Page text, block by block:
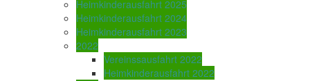
Heimkinderausfahrt 2025
Heimkinderausfahrt 2024
Heimkinderausfahrt 2023
2022
Vereinssausfahrt 2022
Heimkinderausfahrt 2022